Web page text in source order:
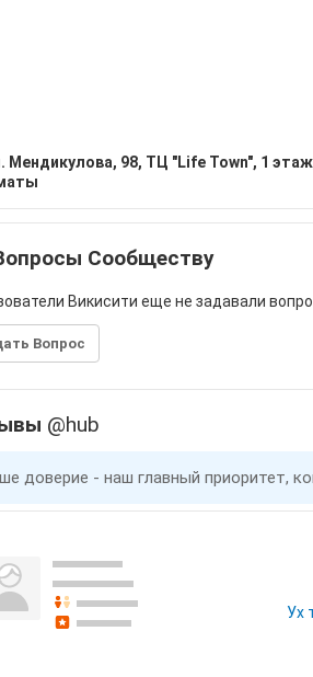
Мендикулова, 98, ​ТЦ "Life Town", 1
Сообществу
Викисити еще не задавали
Вопрос
@hub
доверие - наш главный приоритет,
Ух